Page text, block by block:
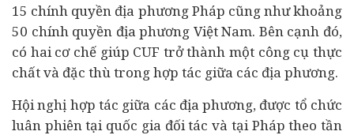
15 chính quyền địa phương Pháp cũng như khoảng
50 chính quyền địa phương Việt Nam. Bên cạnh đó,
có hai cơ chế giúp CUF trở thành một công cụ thực
chất và đặc thù trong hợp tác giữa các địa phương.
Hội nghị hợp tác giữa các địa phương, được tổ chức
luân phiên tại quốc gia đối tác và tại Pháp theo tần